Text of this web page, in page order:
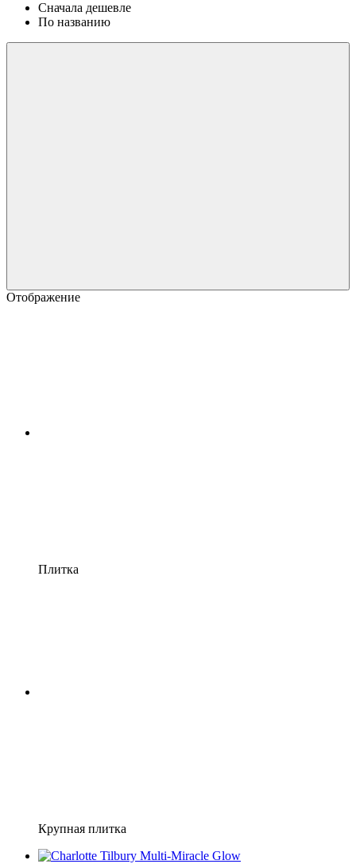
Сначала дешевле
По названию
Отображение
Плитка
Крупная плитка